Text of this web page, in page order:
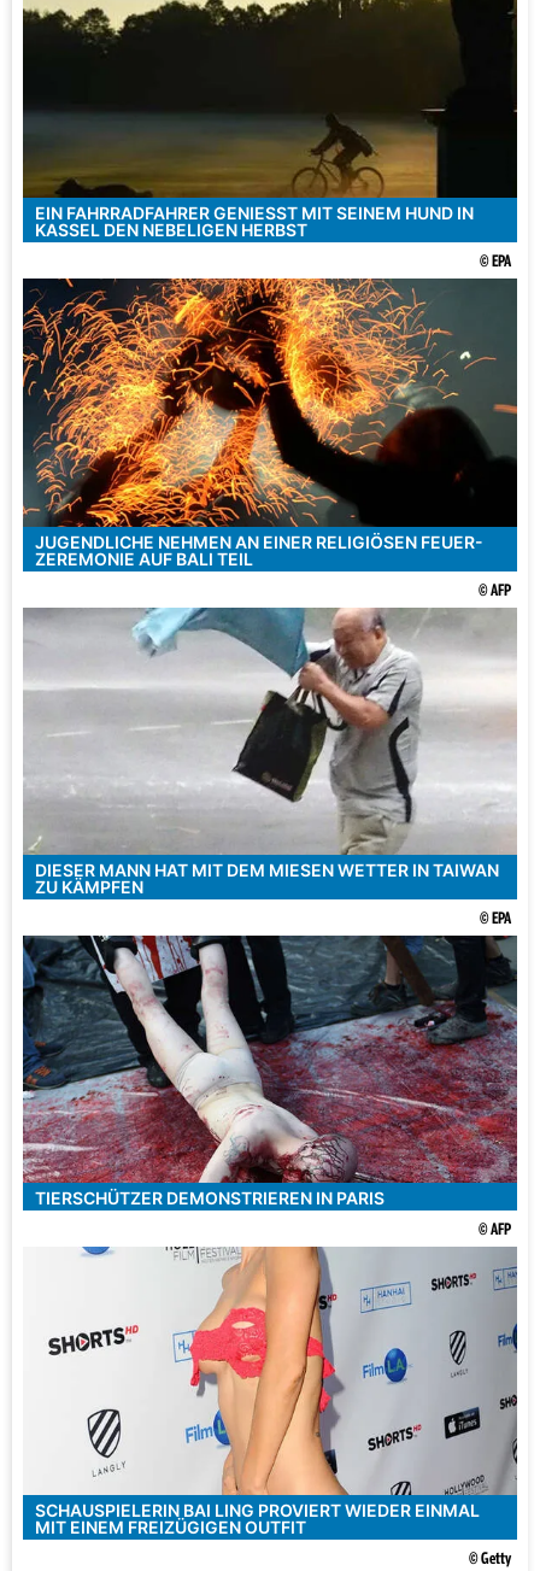
EIN FAHRRADFAHRER GENIESST MIT SEINEM HUND IN K
ASSEL DEN NEBELIGEN HERBST
© EPA
JUGENDLICHE NEHMEN AN EINER RELIGIÖSEN FEUER-
ZEREMONIE AUF BALI TEIL
© AFP
DIESER MANN HAT MIT DEM MIESEN WETTER IN TAIWAN
ZU KÄMPFEN
© EPA
TIERSCHÜTZER DEMONSTRIEREN IN PARIS
© AFP
SCHAUSPIELERIN BAI LING PROVIERT WIEDER EINMAL
MIT EINEM FREIZÜGIGEN OUTFIT
© Getty